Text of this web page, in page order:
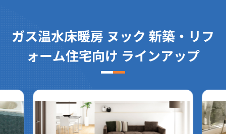
ガス温水床暖房 ヌック 新築・リフ
ォーム住宅向け ラインアップ